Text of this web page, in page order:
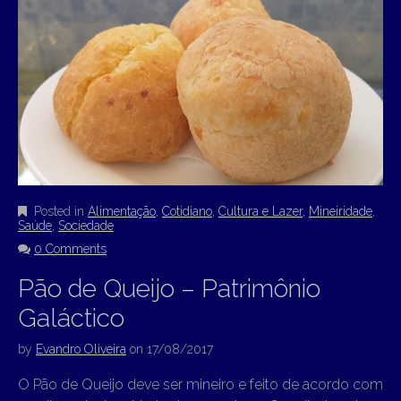
Posted in Alimentação Cotidiano Cultura e Lazer, Mineiridade
Saúde Sociedade
0 Comments
Pão de Queijo – Patrimônio
Galáctico
by Evandro Oliveira on 17/08/2017
O Pão de Queijo deve ser mineiro e feito de acordo com